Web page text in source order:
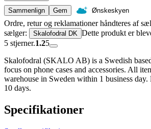
Sammenlign Gem Ønskeskyen
Ordre, retur og reklamationer håndteres af
sælger:
Skalofodral DK Dette produkt er
5 stjerner.1.25
Skalofodral (SKALO AB) is a Swedish
focus on phone cases and accessories. All
warehouse in Sweden within 1 business
10 days.
Specifikationer